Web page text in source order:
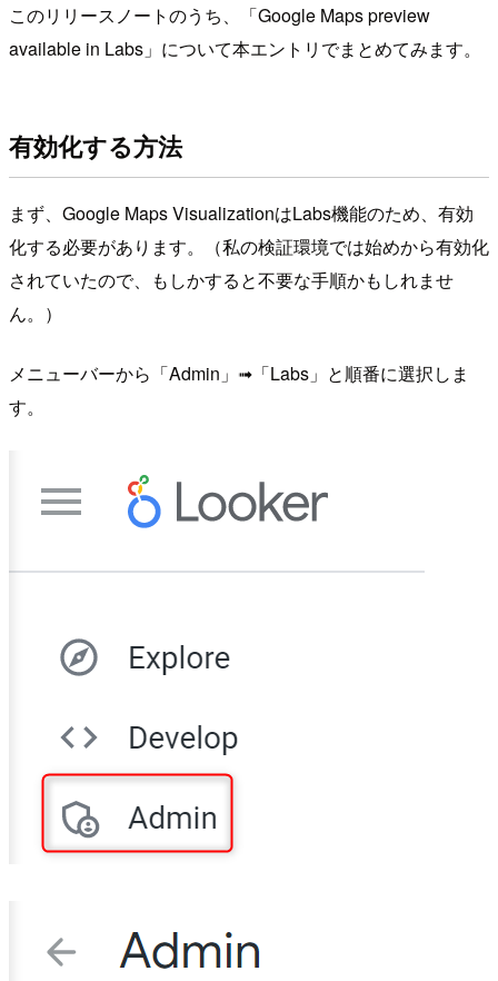
このリリースノートのうち、「Google Maps preview
available in Labs」について本エントリでまとめてみます。
有効化する方法
まず、Google Maps VisualizationはLabs機能のため、有効
化する必要があります。（私の検証環境では始めから有効化
されていたので、もしかすると不要な手順かもしれませ
ん。）
メニューバーから「Admin」➟「Labs」と順番に選択しま
す。